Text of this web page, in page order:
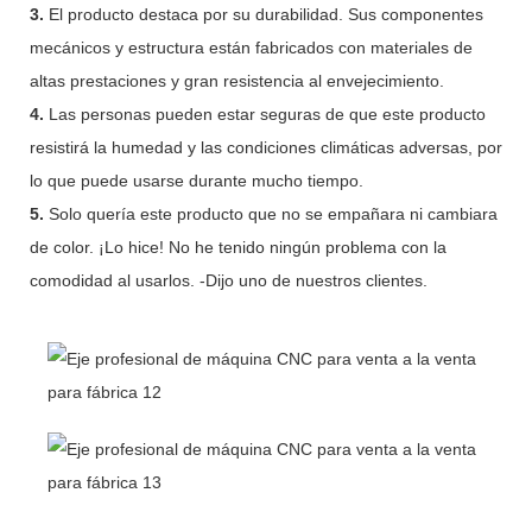
3. El producto destaca por su durabilidad. Sus componentes
mecánicos y estructura están fabricados con materiales de
altas prestaciones y gran resistencia al envejecimiento.
4. Las personas pueden estar seguras de que este producto
resistirá la humedad y las condiciones climáticas adversas, por
lo que puede usarse durante mucho tiempo.
5. Solo quería este producto que no se empañara ni cambiara
de color. ¡Lo hice! No he tenido ningún problema con la
comodidad al usarlos. -Dijo uno de nuestros clientes.